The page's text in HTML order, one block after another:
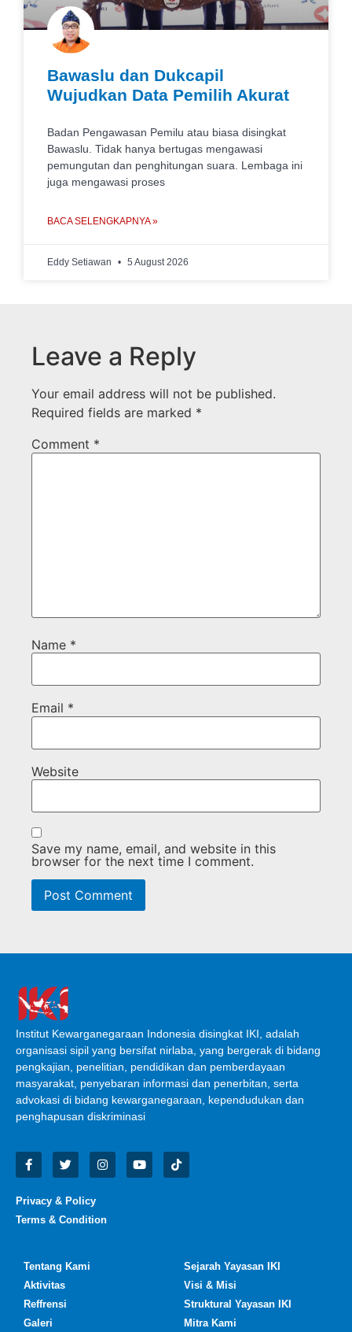
Bawaslu dan Dukcapil
Wujudkan Data Pemilih Akurat
Badan Pengawasan Pemilu atau biasa disingkat
Bawaslu. Tidak hanya bertugas mengawasi
pemungutan dan penghitungan suara. Lembaga ini
juga mengawasi proses
BACA SELENGKAPNYA »
Eddy Setiawan 5 August 2026
Leave a Reply
Your email address will not be published.
Required fields are marked *
Comment *
Name *
Email *
Website
Save my name, email, and website in this
browser for the next time I comment.
Institut Kewarganegaraan Indonesia disingkat IKI, adalah
organisasi sipil yang bersifat nirlaba, yang bergerak di bidang
pengkajian, penelitian, pendidikan dan pemberdayaan
masyarakat, penyebaran informasi dan penerbitan, serta
advokasi di bidang kewarganegaraan, kependudukan dan
penghapusan diskriminasi
Privacy & Policy
Terms & Condition
Tentang Kami
Aktivitas
Reffrensi
Galeri
Sejarah Yayasan IKI
Visi & Misi
Struktural Yayasan IKI
Mitra Kami